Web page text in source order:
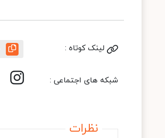
لینک کوتاه :
شبکه های اجتماعی :
نظرات